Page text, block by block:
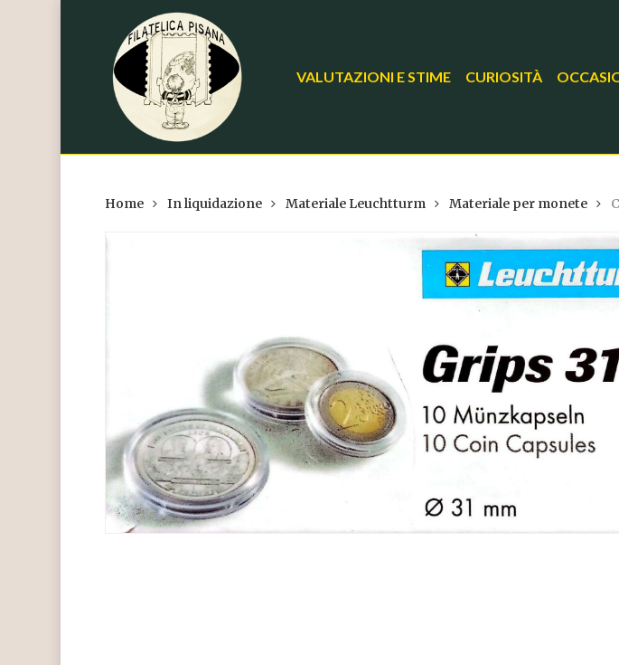
Hit enter to search or ESC to close
VALUTAZIONI E STIME CURIOSITÀ
Home In liquidazione Materiale Leuchtturm Materiale per monete